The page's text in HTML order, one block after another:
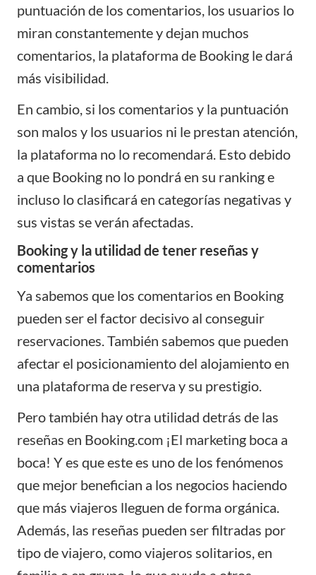
puntuación de los comentarios, los usuarios lo
miran constantemente y dejan muchos
comentarios, la plataforma de Booking le dará
más visibilidad.
En cambio, si los comentarios y la puntuación
son malos y los usuarios ni le prestan atención,
la plataforma no lo recomendará. Esto debido
a que Booking no lo pondrá en su ranking e
incluso lo clasificará en categorías negativas y
sus vistas se verán afectadas.
Booking y la utilidad de tener reseñas y
comentarios
Ya sabemos que los comentarios en Booking
pueden ser el factor decisivo al conseguir
reservaciones. También sabemos que pueden
afectar el posicionamiento del alojamiento en
una plataforma de reserva y su prestigio.
Pero también hay otra utilidad detrás de las
reseñas en Booking.com ¡El marketing boca a
boca! Y es que este es uno de los fenómenos
que mejor benefician a los negocios haciendo
que más viajeros lleguen de forma orgánica.
Además, las reseñas pueden ser filtradas por
tipo de viajero, como viajeros solitarios, en